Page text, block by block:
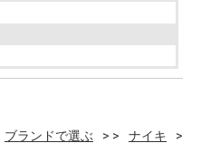
ブランドで選ぶ ナイキ